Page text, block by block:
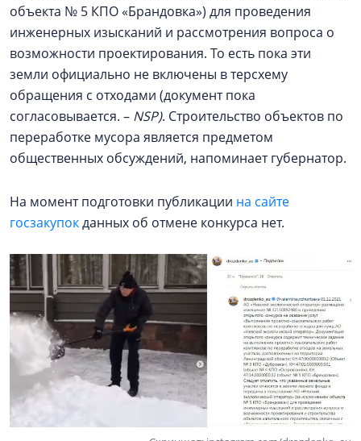
объекта № 5 КПО «Брандовка») для проведения
инженерных изысканий и рассмотрения вопроса о
возможности проектирования. То есть пока эти
земли официально не включены в терсхему
обращения с отходами (документ пока
согласовывается. – NSP). Строительство объектов по
переработке мусора является предметом
общественных обсуждений, напоминает губернатор.
На момент подготовки публикации на сайте
госзакупокданных об отмене конкурса нет.